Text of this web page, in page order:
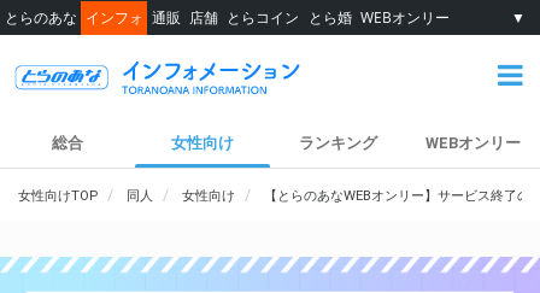
とらのあな インフォ 通販 店舗 とらコイン とら婚 WEBオンリー ▼
総合 女性向け ランキング WEBオンリー
女性向けTOP 同人 女性向け 【とらのあなWEBオンリー】サービス終了の